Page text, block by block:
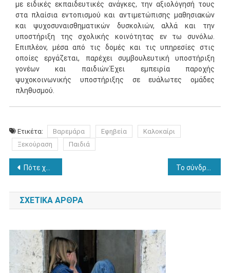
με ειδικές εκπαιδευτικές ανάγκες, την αξιολόγησή τους
στα πλαίσια εντοπισμού και αντιμετώπισης μαθησιακών
και ψυχοσυναισθηματικών δυσκολιών, αλλά και την
υποστήριξη της σχολικής κοινότητας εν τω συνόλω.
Επιπλέον, μέσα από τις δομές και τις υπηρεσίες στις
οποίες εργάζεται, παρέχει συμβουλευτική υποστήριξη
γονέων και παιδιών.Έχει εμπειρία παροχής
ψυχοκοινωνικής υποστήριξης σε ευάλωτες ομάδες
πληθυσμού.
Ετικέτα: Βαρεμάρα Εφηβεία
Καλοκαίρι
Ξεκούραση
Παιδιά
Πλοήγηση
άρθρων
Πότε χρειαζόμαστε υποστήριξη από ειδικό ψυχικής υγείας;
ΣΧΕΤΙΚΆ ΆΡΘΡΑ